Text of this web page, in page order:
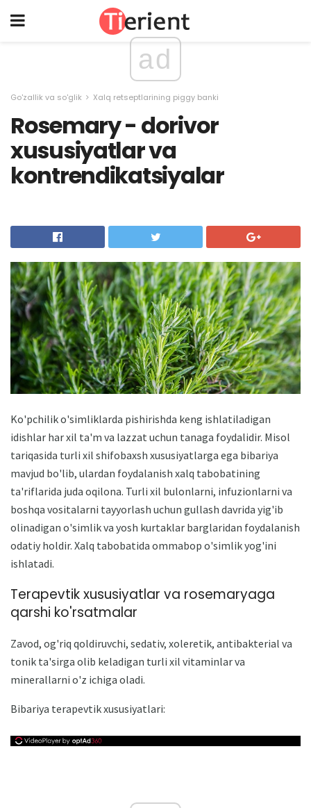
ad
Go'zallik va so'glik Xalq retseptlarining piggy banki
Rosemary - dorivor
xususiyatlar va
kontrendikatsiyalar
Ko'pchilik o'simliklarda pishirishda keng ishlatiladigan
idishlar har xil ta'm va lazzat uchun tanaga foydalidir. Misol
tariqasida turli xil shifobaxsh xususiyatlarga ega bibariya
mavjud bo'lib, ulardan foydalanish xalq tabobatining
ta'riflarida juda oqilona. Turli xil bulonlarni, infuzionlarni va
boshqa vositalarni tayyorlash uchun gullash davrida yig'ib
olinadigan o'simlik va yosh kurtaklar barglaridan foydalanish
odatiy holdir. Xalq tabobatida ommabop o'simlik yog'ini
ishlatadi.
Terapevtik xususiyatlar va rosemaryaga
qarshi ko'rsatmalar
Zavod, og'riq qoldiruvchi, sedativ, xoleretik, antibakterial va
tonik ta'sirga olib keladigan turli xil vitaminlar va
minerallarni o'z ichiga oladi.
Bibariya terapevtik xususiyatlari: